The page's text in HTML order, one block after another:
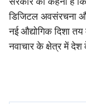
डिजिटल अवसंरचना
नई औद्योगिक दिशा
नवाचार के क्षेत्र में देश